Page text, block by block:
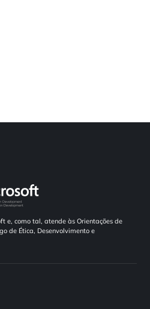
e, como tal, atende às Orientações de
de Ética, Desenvolvimento e